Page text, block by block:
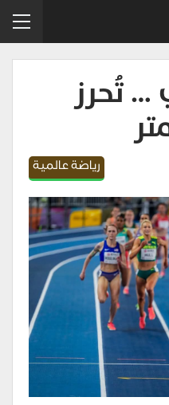
… تُحرز
رياضة عالمية